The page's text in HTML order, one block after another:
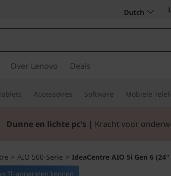
Dutch
Over Lenovo Deals
Accessoires Software Mobiele
Dunne en lichte pc's | Kracht voor
> AIO 500-Serie > IdeaCentre AIO 5i Gen 6